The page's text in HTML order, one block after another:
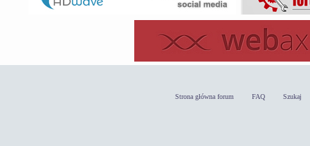
Strona główna forum FAQ Szukaj